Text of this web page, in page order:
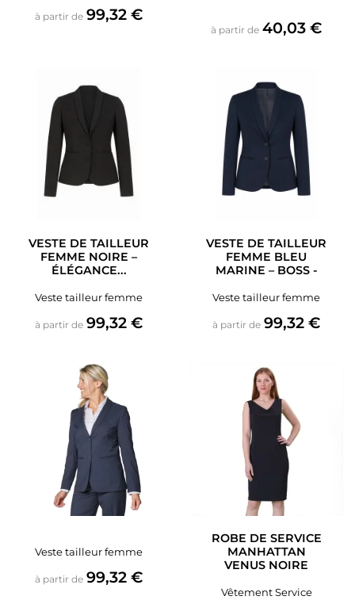
à partir de Prix
99,32 €
à partir de Prix
40,03 €
VESTE DE TAILLEUR
FEMME NOIRE –
ÉLÉGANCE...
Veste tailleur femme
à partir de Prix
99,32 €
VESTE DE TAILLEUR
FEMME BLEU
MARINE – BOSS -
Veste tailleur femme
à partir de Prix
99,32 €
Veste tailleur femme
à partir de Prix
99,32 €
ROBE DE SERVICE
MANHATTAN
VENUS NOIRE
Vêtement Service